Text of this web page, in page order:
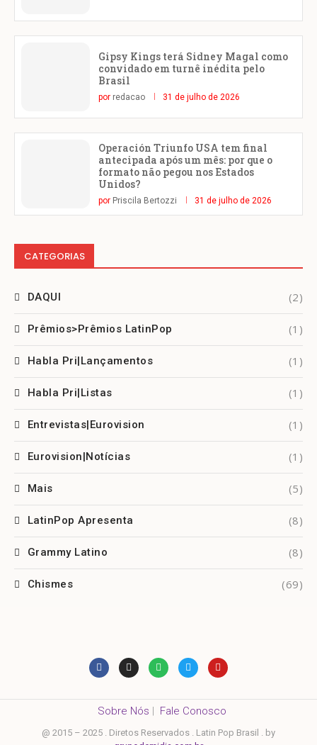
Gipsy Kings terá Sidney Magal como
convidado em turnê inédita pelo
Brasil
por redacao 31 de julho de 2026
Operación Triunfo USA tem final
antecipada após um mês: por que o
formato não pegou nos Estados
Unidos?
por Priscila Bertozzi 31 de julho de 2026
CATEGORIAS
DAQUI (2)
Prêmios>Prêmios LatinPop (1)
Habla Pri|Lançamentos (1)
Habla Pri|Listas (1)
Entrevistas|Eurovision (1)
Eurovision|Notícias (1)
Mais (5)
LatinPop Apresenta (8)
Grammy Latino (8)
Chismes (69)
Sobre Nós | Fale Conosco
@ 2015 – 2025 . Diretos Reservados . Latin Pop Brasil . by